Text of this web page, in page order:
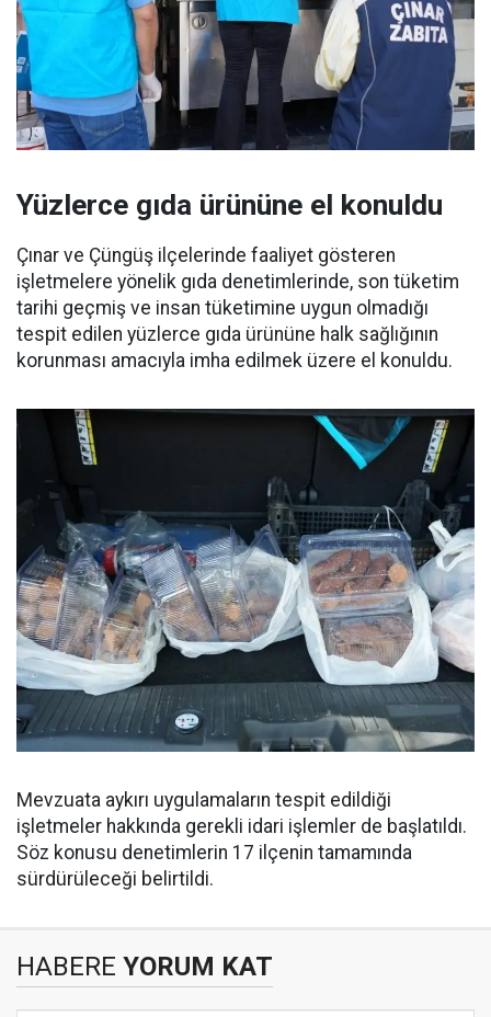
Yüzlerce gıda ürününe el konuldu
Çınar ve Çüngüş ilçelerinde faaliyet gösteren
işletmelere yönelik gıda denetimlerinde, son tüketim
tarihi geçmiş ve insan tüketimine uygun olmadığı
tespit edilen yüzlerce gıda ürününe halk sağlığının
korunması amacıyla imha edilmek üzere el konuldu.
Mevzuata aykırı uygulamaların tespit edildiği
işletmeler hakkında gerekli idari işlemler de başlatıldı.
Söz konusu denetimlerin 17 ilçenin tamamında
sürdürüleceği belirtildi.
HABERE YORUM KAT